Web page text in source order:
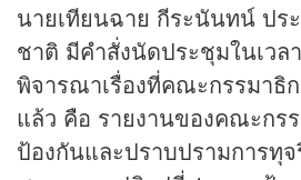
นายเทียนฉาย กีระนันทน์ ปร
ชาติ มีคำสั่งนัดประชุมในเวล
พิจารณาเรื่องที่คณะกรรมาธิ
แล้ว คือ รายงานของคณะกร
ป้องกันและปราบปรามการทุ